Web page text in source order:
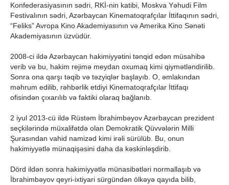
Konfederasiyasının sədri, RKİ-nin katibi, Moskva Yəhudi Film
Festivalının sədri, Azərbaycan Kinematoqrafçılar İttifaqının sədri,
“Feliks” Avropa Kino Akademiyasının və Amerika Kino Sənəti
Akademiyasının üzvüdür.
2008-ci ildə Azərbaycan hakimiyyətini tənqid edən müsahibə
verib və bu, hakim rejimə meydan oxumaq kimi qiymətləndirilib.
Sonra ona qarşı təqib və təzyiqlər başlayıb. O, əmlakından
məhrum edilib, rəhbərlik etdiyi Kinematoqrafçılar İttifaqı
ofisindən çıxarılıb və faktiki olaraq bağlanıb.
2 iyul 2013-cü ildə Rüstəm İbrahimbəyov Azərbaycan prezident
seçkilərində müxalifətdə olan Demokratik Qüvvələrin Milli
Şurasından vahid namizəd kimi irəli sürülüb. Bu, onun
hakimiyyətlə münaqişəsini daha da kəskinləşdirib.
Dörd ildən sonra hakimiyyətlə münasibətləri normallaşıb və
İbrahimbəyov qeyri-ixtiyari sürgündən ölkəyə qayıda bilib,